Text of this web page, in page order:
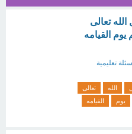
تعالى
يوم القيامه
أسئلة تعليمية
الله
تعالى
يوم
القيامه